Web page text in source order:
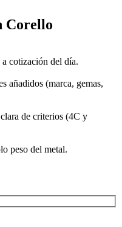
Corello
cotización del día.
añadidos (marca, gemas,
de criterios (4C y
peso del metal.